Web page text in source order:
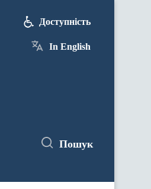
Доступність
In English
Пошук